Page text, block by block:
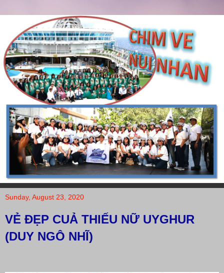
Sunday, August 23, 2020
VẺ ĐẸP CUẢ THIẾU NỮ UYGHUR
(DUY NGÔ NHĨ)